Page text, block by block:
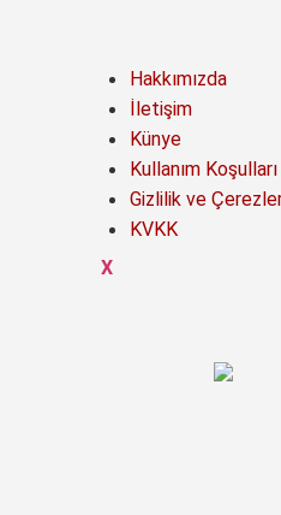
Hakkımızda
İletişim
Künye
Kullanım Koşulları
Gizlilik ve
KVKK
X